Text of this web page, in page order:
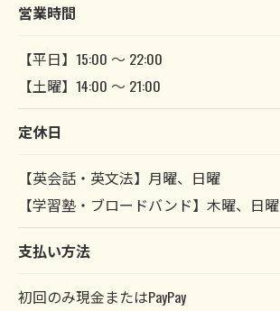
営業時間
【平日】15:00 〜 22:00
【土曜】14:00 〜 21:00
定休日
【英会話・英文法】月曜、日曜
【学習塾・ブロードバンド】木曜、日曜
支払い方法
初回のみ現金またはPayPay